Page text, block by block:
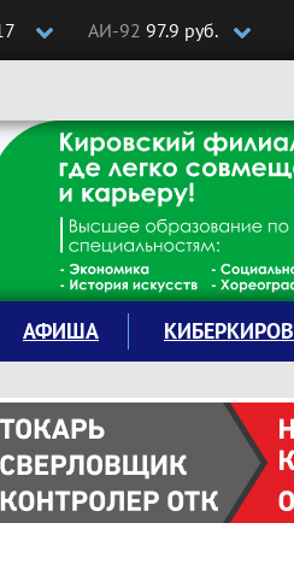
АИ-92 97.9 руб.
АФИША КИБЕРКИРОВ